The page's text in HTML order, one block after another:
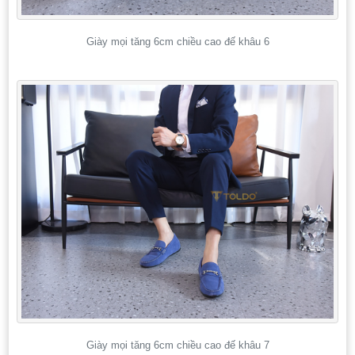
Giày mọi tăng 6cm chiều cao đế khâu 6
Giày mọi tăng 6cm chiều cao đế khâu 7